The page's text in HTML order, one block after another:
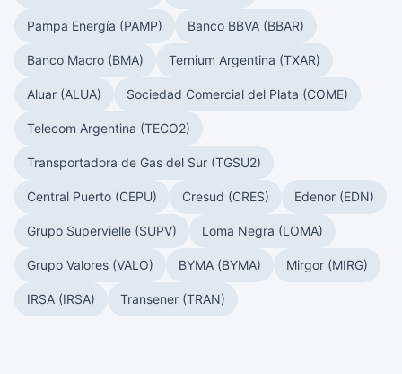
Pampa Energía (PAMP) Banco BBVA (BBAR)
Banco Macro (BMA) Ternium Argentina (TXAR)
Aluar (ALUA) Sociedad Comercial del Plata (COME)
Telecom Argentina (TECO2)
Transportadora de Gas del Sur (TGSU2)
Central Puerto (CEPU) Cresud (CRES) Edenor (EDN)
Grupo Supervielle (SUPV) Loma Negra (LOMA)
Grupo Valores (VALO) BYMA (BYMA) Mirgor (MIRG)
IRSA (IRSA) Transener (TRAN)